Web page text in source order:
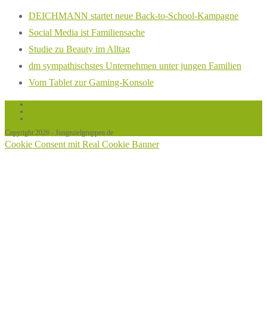
DEICHMANN startet neue Back-to-School-Kampagne
Social Media ist Familiensache
Studie zu Beauty im Alltag
dm sympathischstes Unternehmen unter jungen Familien
Vom Tablet zur Gaming-Konsole
Copyright 2026 - Jungezielgruppen.de
Cookie Consent mit Real Cookie Banner